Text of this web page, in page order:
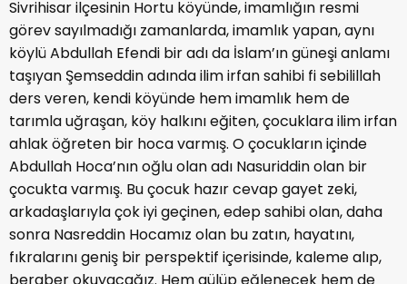
Sivrihisar ilçesinin Hortu köyünde, imamlığın resmi
görev sayılmadığı zamanlarda, imamlık yapan, aynı
köylü Abdullah Efendi bir adı da İslam’ın güneşi anlamı
taşıyan Şemseddin adında ilim irfan sahibi fi sebilillah
ders veren, kendi köyünde hem imamlık hem de
tarımla uğraşan, köy halkını eğiten, çocuklara ilim irfan
ahlak öğreten bir hoca varmış. O çocukların içinde
Abdullah Hoca’nın oğlu olan adı Nasuriddin olan bir
çocukta varmış. Bu çocuk hazır cevap gayet zeki,
arkadaşlarıyla çok iyi geçinen, edep sahibi olan, daha
sonra Nasreddin Hocamız olan bu zatın, hayatını,
fıkralarını geniş bir perspektif içerisinde, kaleme alıp,